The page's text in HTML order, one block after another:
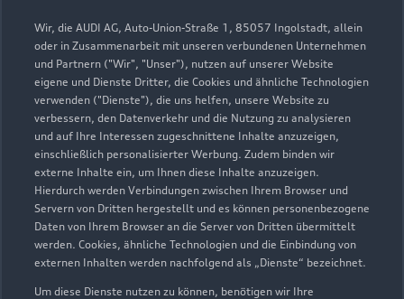
Wir, die AUDI AG, Auto-Union-Straße 1, 85057 Ingolstadt, allein
oder in Zusammenarbeit mit unseren verbundenen Unternehmen
und Partnern ("Wir", "Unser"), nutzen auf unserer Website
eigene und Dienste Dritter, die Cookies und ähnliche Technologien
verwenden ("Dienste"), die uns helfen, unsere Website zu
verbessern, den Datenverkehr und die Nutzung zu analysieren
und auf Ihre Interessen zugeschnittene Inhalte anzuzeigen,
einschließlich personalisierter Werbung. Zudem binden wir
externe Inhalte ein, um Ihnen diese Inhalte anzuzeigen.
Hierdurch werden Verbindungen zwischen Ihrem Browser und
Servern von Dritten hergestellt und es können personenbezogene
Daten von Ihrem Browser an die Server von Dritten übermittelt
werden. Cookies, ähnliche Technologien und die Einbindung von
externen Inhalten werden nachfolgend als „Dienste“ bezeichnet.
Um diese Dienste nutzen zu können, benötigen wir Ihre
Montag - Freitag 06:30 - 18:00
Samstag
08:00 - 12:00
Sonntag
Geschlossen